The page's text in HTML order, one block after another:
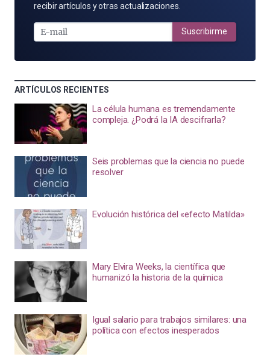
POR
MAIL
recibir artículos y otras actualizaciones.
Suscribirme
ARTÍCULOS RECIENTES
La célula humana es tremendamente
compleja. ¿Podrá la IA descifrarla?
Seis problemas que la ciencia no puede
resolver
Evolución histórica del «efecto Matilda»
Mary Elvira Weeks, la científica que
humanizó la historia de la química
Igual salario para trabajos similares: una
política con efectos inesperados